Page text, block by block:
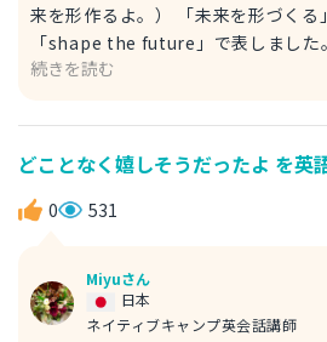
来を形作るよ。） 「未来を形づくる」ですが、ここでは
「shape the future」で表しまし
る」・「作りあげる」という意味の動詞です
now will determine your future. （
決定するんだよ。） こちらはやや意訳的な言い方です。
「put effort」でも「努力する、努力
表します。 「determine」は「決定
続きを読む
どことなく嬉しそうだったよ を英
0 531
Miyuさん
ネイティブキャンプ英会話講師
日本